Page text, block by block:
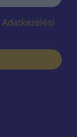
Adatkezelési